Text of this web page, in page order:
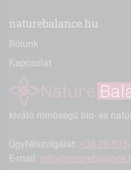
naturebalance.hu
Rólunk
Kapcsolat
kiváló minőségű bio- és
Ügyfélszolgálat: +36-20-
E-mail: